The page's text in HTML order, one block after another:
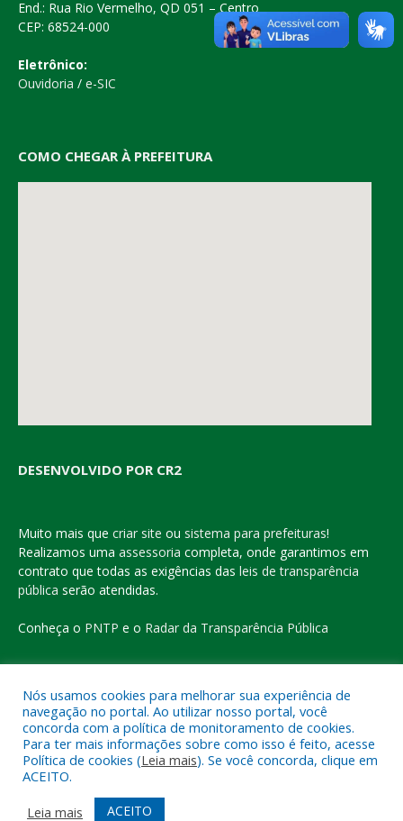
End.: Rua Rio Vermelho, QD 051 – Centro
CEP: 68524-000
Eletrônico:
Ouvidoria / e-SIC
COMO CHEGAR À PREFEITURA
DESENVOLVIDO POR CR2
Muito mais que criar site ou sistema para prefeituras!
Realizamos uma assessoria completa, onde garantimos em
contrato que todas as exigências das leis de transparência
pública serão atendidas.
Conheça o PNTP e o Radar da Transparência Pública
Todos os direitos reservados a Prefeitura Municipal de Eldorado
do Carajás
Mapa do Site
Acessar o Webmail
Nós usamos cookies para melhorar sua experiência de
navegação no portal. Ao utilizar nosso portal, você
concorda com a política de monitoramento de cookies.
Para ter mais informações sobre como isso é feito, acesse
Política de cookies (Leia mais). Se você concorda, clique em
ACEITO.
Leia mais
ACEITO